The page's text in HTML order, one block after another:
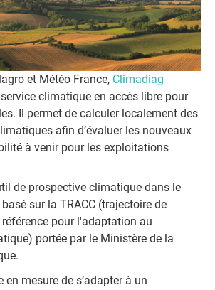
et Météo France, Climadiag
climatique en accès libre pour
Il permet de calculer localement des
afin d’évaluer les nouveaux
à venir pour les exploitations
de prospective climatique dans le
sur la TRACC (trajectoire de
pour l'adaptation au
portée par le Ministère de la
en mesure de s’adapter à un